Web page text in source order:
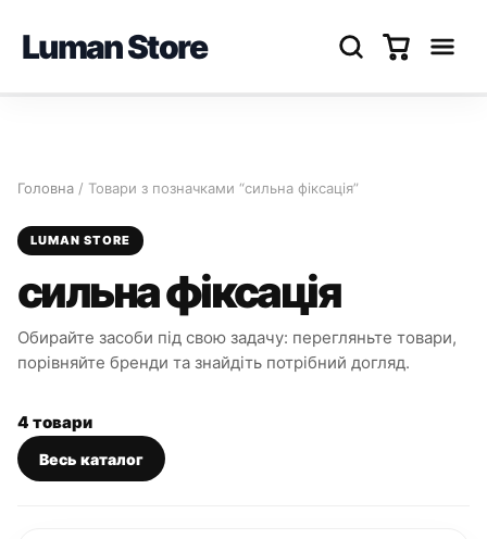
Luman Store
Головна / Товари з позначками “сильна фіксація”
LUMAN STORE
сильна фіксація
Обирайте засоби під свою задачу: перегляньте товари,
порівняйте бренди та знайдіть потрібний догляд.
4 товари
Весь каталог